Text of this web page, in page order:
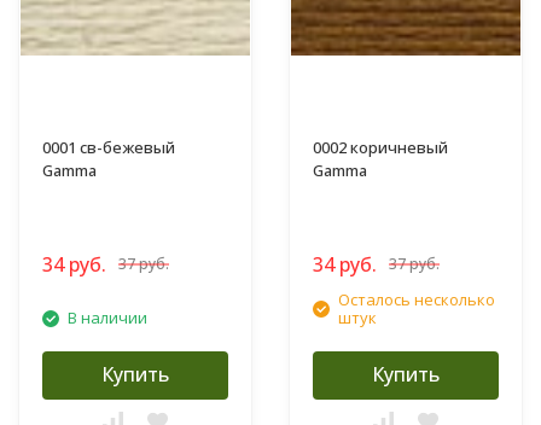
0001 св-бежевый
Gamma
34 руб. 37 руб.
В наличии
Купить
0002 коричневый
Gamma
34 руб. 37 руб.
Осталось несколько
штук
Купить